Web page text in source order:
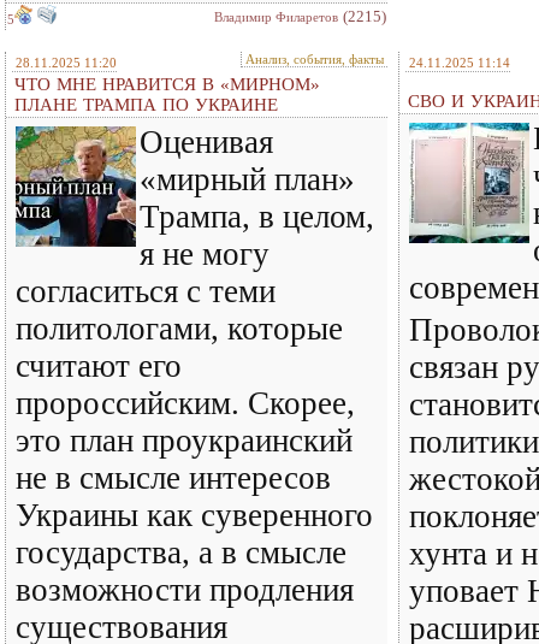
5 Владимир Филаретов (2215)
28.11.2025 11:20 Анализ, события, факты
ЧТО МНЕ НРАВИТСЯ В «МИРНОМ»
ПЛАНЕ ТРАМПА ПО УКРАИНЕ
Оценивая
«мирный план»
Трампа, в целом,
я не могу
согласиться с теми
политологами, которые
считают его
пророссийским. Скорее,
это план проукраинский
не в смысле интересов
Украины как суверенного
государства, а в смысле
возможности продления
существования
24.11.2025 11:14
СВО И
связан
хунта и